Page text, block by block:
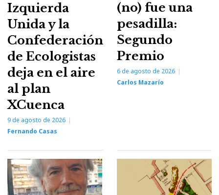
Izquierda
Unida y la
Confederación
de Ecologistas
deja en el aire
al plan
XCuenca
9 de agosto de 2026
Fernando Casas
(no) fue una
pesadilla:
Segundo
Premio
6 de agosto de 2026
Carlos Mazarío